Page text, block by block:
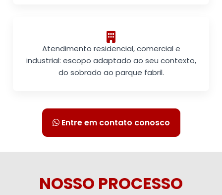
Atendimento residencial, comercial e
industrial: escopo adaptado ao seu contexto,
do sobrado ao parque fabril.
Entre em contato conosco
NOSSO PROCESSO